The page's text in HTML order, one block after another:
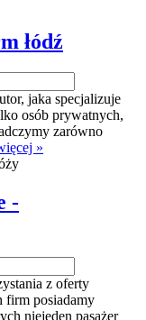
łódź
jaka specjalizuje
osób prywatnych,
zarówno
»
-
z oferty
firm posiadamy
niejeden pasażer